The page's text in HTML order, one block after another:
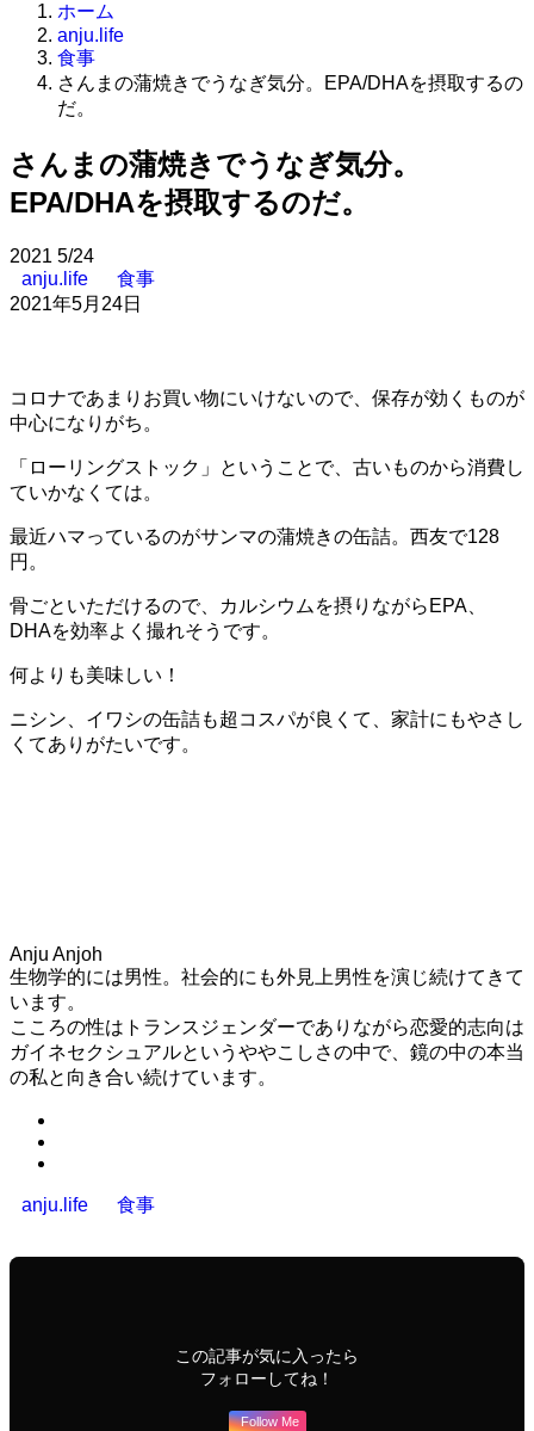
ホーム
anju.life
食事
さんまの蒲焼きでうなぎ気分。EPA/DHAを摂取するの
だ。
さんまの蒲焼きでうなぎ気分。
EPA/DHAを摂取するのだ。
2021 5/24
anju.life
食事
2021年5月24日
コロナであまりお買い物にいけないので、保存が効くものが
中心になりがち。
「ローリングストック」ということで、古いものから消費し
ていかなくては。
最近ハマっているのがサンマの蒲焼きの缶詰。西友で128
円。
骨ごといただけるので、カルシウムを摂りながらEPA、
DHAを効率よく撮れそうです。
何よりも美味しい！
ニシン、イワシの缶詰も超コスパが良くて、家計にもやさし
くてありがたいです。
Anju Anjoh
生物学的には男性。社会的にも外見上男性を演じ続けてきて
います。
こころの性はトランスジェンダーでありながら恋愛的志向は
ガイネセクシュアルというややこしさの中で、鏡の中の本当
の私と向き合い続けています。
anju.life 食事
この記事が気に入ったら
フォローしてね！
Follow Me